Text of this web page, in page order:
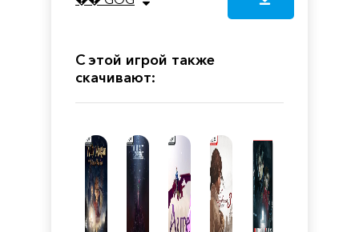
С этой игрой также
скачивают: